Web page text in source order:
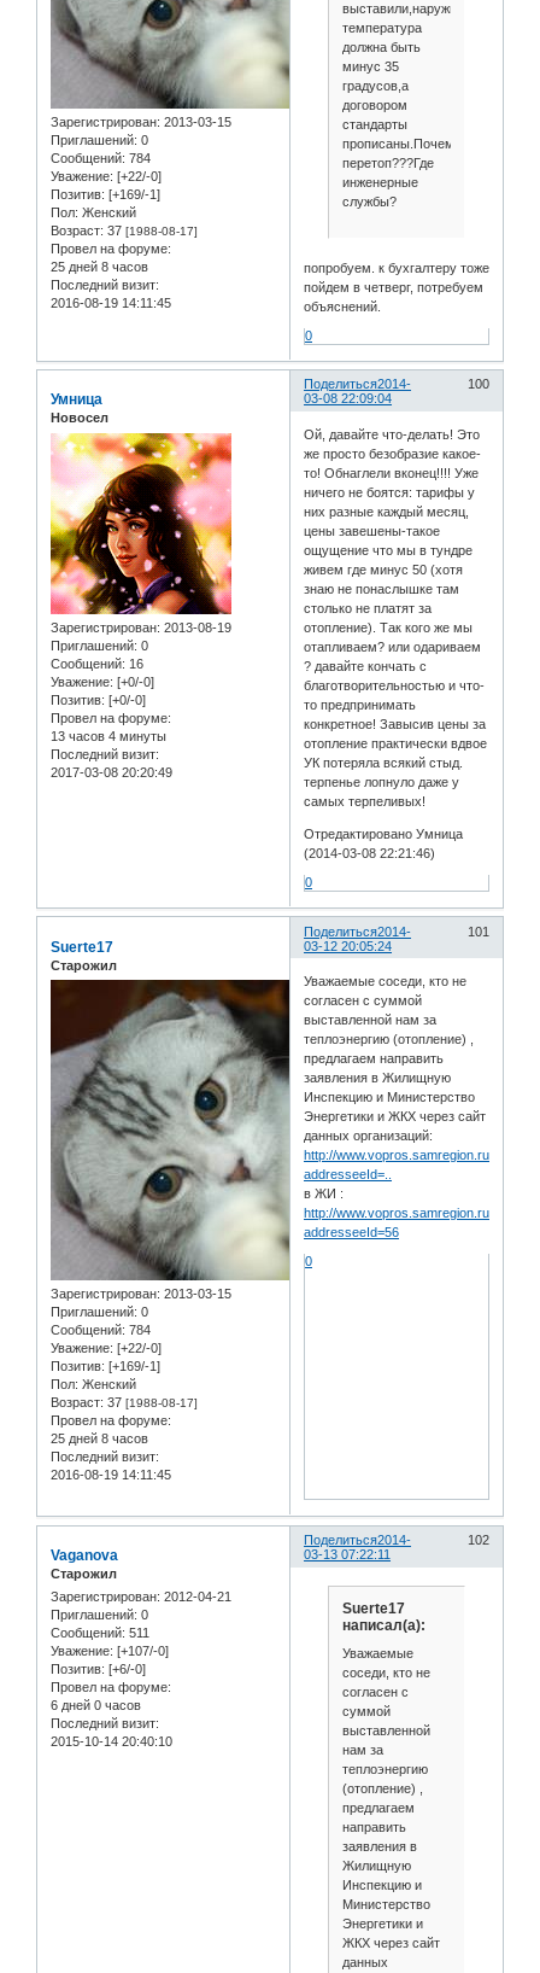
Зарегистрирован: 2013-03-15
Приглашений: 0
Сообщений: 784
Уважение: [+22/-0]
Позитив: [+169/-1]
Пол: Женский
Возраст: 37 [1988-08-17]
Провел на форуме:
25 дней 8 часов
Последний визит:
2016-08-19 14:11:45
выставили,наружная
температура
должна быть
минус 35
градусов,а
договором
стандарты
прописаны.Почему
перетоп???Где
инженерные
службы?
попробуем. к бухгалтеру тоже
пойдем в четверг, потребуем
объяснений.
0
Поделиться 100
2014-
03-08 22:09:04
Умница
Новосел
Зарегистрирован: 2013-08-19
Приглашений: 0
Сообщений: 16
Уважение: [+0/-0]
Позитив: [+0/-0]
Провел на форуме:
13 часов 4 минуты
Последний визит:
2017-03-08 20:20:49
Ой, давайте что-делать! Это
же просто безобразие какое-
то! Обнаглели вконец!!!! Уже
ничего не боятся: тарифы у
них разные каждый месяц,
цены завешены-такое
ощущение что мы в тундре
живем где минус 50 (хотя
знаю не понаслышке там
столько не платят за
отопление). Так кого же мы
отапливаем? или одариваем
? давайте кончать с
благотворительностью и что-
то предпринимать
конкретное! Завысив цены за
отопление практически вдвое
УК потеряла всякий стыд.
терпенье лопнуло даже у
самых терпеливых!
Отредактировано Умница
(2014-03-08 22:21:46)
0
Поделиться 101
2014-
03-12 20:05:24
Suerte17
Старожил
Зарегистрирован: 2013-03-15
Приглашений: 0
Сообщений: 784
Уважение: [+22/-0]
Позитив: [+169/-1]
Пол: Женский
Возраст: 37 [1988-08-17]
Провел на форуме:
25 дней 8 часов
Последний визит:
2016-08-19 14:11:45
Уважаемые соседи, кто не
согласен с суммой
выставленной нам за
теплоэнергию (отопление) ,
предлагаем направить
заявления в Жилищную
Инспекцию и Министерство
Энергетики и ЖКХ через сайт
данных организаций:
http://www.vopros.samregion.ru/
addresseeId=..
в ЖИ :
http://www.vopros.samregion.ru/
addresseeId=56
0
Поделиться 102
2014-
03-13 07:22:11
Vaganova
Старожил
Зарегистрирован: 2012-04-21
Приглашений: 0
Сообщений: 511
Уважение: [+107/-0]
Позитив: [+6/-0]
Провел на форуме:
6 дней 0 часов
Последний визит:
2015-10-14 20:40:10
Suerte17
написал(а):
Уважаемые
соседи, кто не
согласен с
суммой
выставленной
нам за
теплоэнергию
(отопление) ,
предлагаем
направить
заявления в
Жилищную
Инспекцию и
Министерство
Энергетики и
ЖКХ через сайт
данных